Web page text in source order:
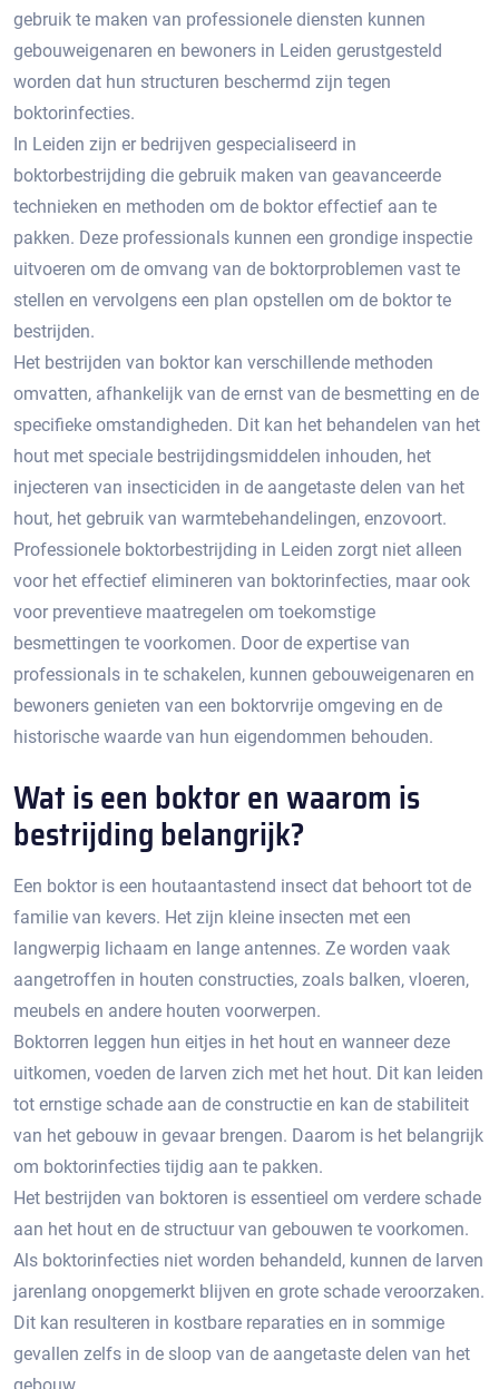
gebruik te maken van professionele diensten kunnen
gebouweigenaren en bewoners in Leiden gerustgesteld
worden dat hun structuren beschermd zijn tegen
boktorinfecties.
In Leiden zijn er bedrijven gespecialiseerd in
boktorbestrijding die gebruik maken van geavanceerde
technieken en methoden om de boktor effectief aan te
pakken.​ Deze professionals kunnen een grondige inspectie
uitvoeren om de omvang van de boktorproblemen vast te
stellen en vervolgens een plan opstellen om de boktor te
bestrijden.​
Het bestrijden van boktor kan verschillende methoden
omvatten, afhankelijk van de ernst van de besmetting en de
specifieke omstandigheden.​ Dit kan het behandelen van het
hout met speciale bestrijdingsmiddelen inhouden, het
injecteren van insecticiden in de aangetaste delen van het
hout, het gebruik van warmtebehandelingen, enzovoort.​
Professionele boktorbestrijding in Leiden zorgt niet alleen
voor het effectief elimineren van boktorinfecties, maar ook
voor preventieve maatregelen om toekomstige
besmettingen te voorkomen.​ Door de expertise van
professionals in te schakelen, kunnen gebouweigenaren en
bewoners genieten van een boktorvrije omgeving en de
historische waarde van hun eigendommen behouden.​
Wat is een boktor en waarom is
bestrijding belangrijk?​
Een boktor is een houtaantastend insect dat behoort tot de
familie van kevers.​ Het zijn kleine insecten met een
langwerpig lichaam en lange antennes.​ Ze worden vaak
aangetroffen in houten constructies, zoals balken, vloeren,
meubels en andere houten voorwerpen.​
Boktorren leggen hun eitjes in het hout en wanneer deze
uitkomen, voeden de larven zich met het hout.​ Dit kan leiden
tot ernstige schade aan de constructie en kan de stabiliteit
van het gebouw in gevaar brengen.​ Daarom is het belangrijk
om boktorinfecties tijdig aan te pakken.​
Het bestrijden van boktoren is essentieel om verdere schade
aan het hout en de structuur van gebouwen te voorkomen.
Als boktorinfecties niet worden behandeld, kunnen de larven
jarenlang onopgemerkt blijven en grote schade veroorzaken.​
Dit kan resulteren in kostbare reparaties en in sommige
gevallen zelfs in de sloop van de aangetaste delen van het